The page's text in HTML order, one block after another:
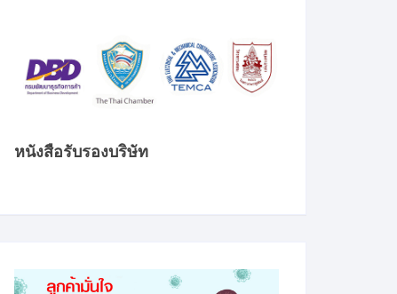
หนังสือรับรองบริษัท